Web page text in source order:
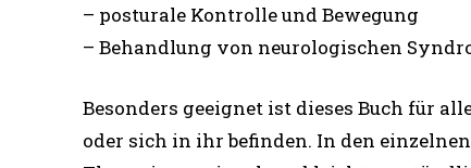
– posturale Kontrolle und Bewegung
– Behandlung von neurologischen
Besonders geeignet ist dieses Buch für
oder sich in ihr befinden. In den